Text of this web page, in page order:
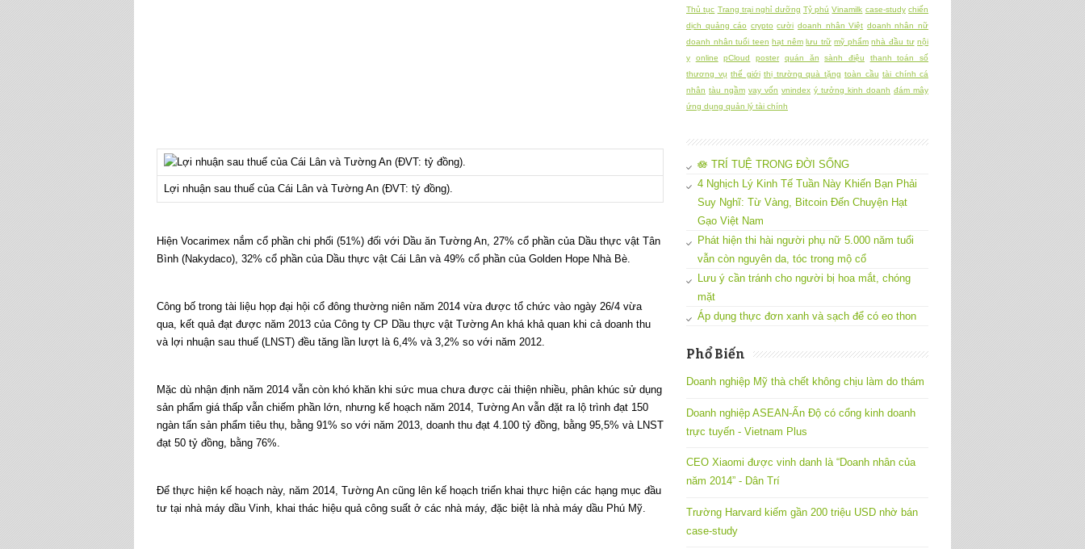
Lợi nhuận sau thuế của Cái Lân và Tường An (ĐVT: tỷ đồng).
Hiện Vocarimex nắm cổ phần chi phối (51%) đối với Dầu ăn Tường An, 27% cổ phần của Dầu thực vật Tân
Bình (Nakydaco), 32% cổ phần của Dầu thực vật Cái Lân và 49% cổ phần của Golden Hope Nhà Bè.
Công bố trong tài liệu họp đại hội cổ đông thường niên năm 2014 vừa được tổ chức vào ngày 26/4 vừa
qua, kết quả đạt được năm 2013 của Công ty CP Dầu thực vật Tường An khá khả quan khi cả doanh thu
và lợi nhuận sau thuế (LNST) đều tăng lần lượt là 6,4% và 3,2% so với năm 2012.
Mặc dù nhận định năm 2014 vẫn còn khó khăn khi sức mua chưa được cải thiện nhiều, phân khúc sử dụng
sản phẩm giá thấp vẫn chiếm phần lớn, nhưng kế hoạch năm 2014, Tường An vẫn đặt ra lộ trình đạt 150
ngàn tấn sản phẩm tiêu thụ, bằng 91% so với năm 2013, doanh thu đạt 4.100 tỷ đồng, bằng 95,5% và LNST
đạt 50 tỷ đồng, bằng 76%.
Để thực hiện kế hoạch này, năm 2014, Tường An cũng lên kế hoạch triển khai thực hiện các hạng mục đầu
tư tại nhà máy dầu Vinh, khai thác hiệu quả công suất ở các nhà máy, đặc biệt là nhà máy dầu Phú Mỹ.
Thủ tục Trang trại nghỉ dưỡng Tỷ phú Vinamilk case-study chiến
dịch quảng cáo crypto cười doanh nhân Việt doanh nhân nữ
doanh nhân tuổi teen hạt nêm lưu trữ mỹ phẩm nhà đầu tư nội
y
online pCloud poster quán ăn sành điệu
thanh toán số
thương vụ thế giới thị trường quà tặng toàn cầu tài chính cá
nhân tàu ngầm vay vốn vnindex ý tưởng kinh doanh đám mây
ứng dụng quản lý tài chính
🪷 TRÍ TUỆ TRONG ĐỜI SỐNG
4 Nghịch Lý Kinh Tế Tuần Này Khiến Bạn Phải
Suy Nghĩ: Từ Vàng, Bitcoin Đến Chuyện Hạt
Gạo Việt Nam
Phát hiện thi hài người phụ nữ 5.000 năm tuổi
vẫn còn nguyên da, tóc trong mộ cổ
Lưu ý cần tránh cho người bị hoa mắt, chóng
mặt
Áp dụng thực đơn xanh và sạch để có eo thon
Phổ Biến
Doanh nghiệp Mỹ thà chết không chịu làm do thám
Doanh nghiệp ASEAN-Ấn Độ có cổng kinh doanh
trực tuyến - Vietnam Plus
CEO Xiaomi được vinh danh là “Doanh nhân của
năm 2014” - Dân Trí
Trường Harvard kiếm gần 200 triệu USD nhờ bán
case-study